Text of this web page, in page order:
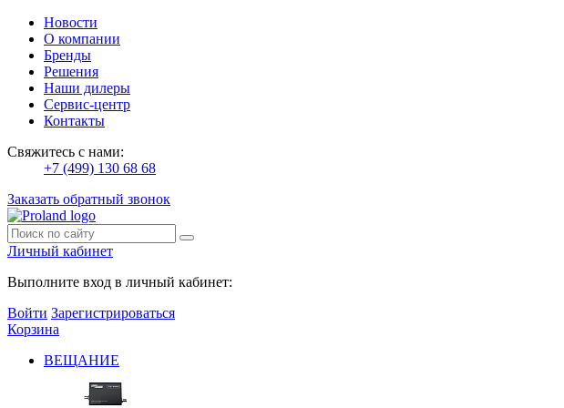
Новости
О компании
Бренды
Решения
Наши дилеры
Сервис-центр
Контакты
Свяжитесь с нами:
+7 (499) 130 68 68
Заказать обратный звонок
Личный кабинет
Выполните вход в личный кабинет:
Войти Зарегистрироваться
Корзина
ВЕЩАНИЕ